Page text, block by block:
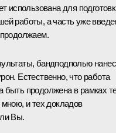
использована для
работы, а часть уже
бандподполью
Естественно, что работа
быть продолжена в рамках
и тех докладов
Вы.